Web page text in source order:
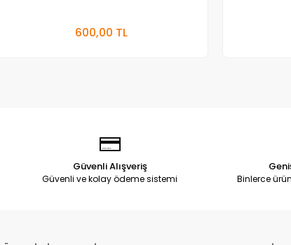
600,00 TL
Güvenli Alışveriş
Güvenli ve kolay ödeme sistemi Binlerce